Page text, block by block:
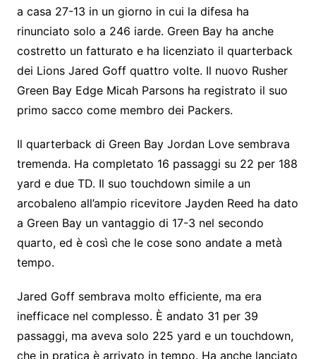
a casa 27-13 in un giorno in cui la difesa ha
rinunciato solo a 246 iarde. Green Bay ha anche
costretto un fatturato e ha licenziato il quarterback
dei Lions Jared Goff quattro volte. Il nuovo Rusher
Green Bay Edge Micah Parsons ha registrato il suo
primo sacco come membro dei Packers.
Il quarterback di Green Bay Jordan Love sembrava
tremenda. Ha completato 16 passaggi su 22 per 188
yard e due TD. Il suo touchdown simile a un
arcobaleno all’ampio ricevitore Jayden Reed ha dato
a Green Bay un vantaggio di 17-3 nel secondo
quarto, ed è così che le cose sono andate a metà
tempo.
Jared Goff sembrava molto efficiente, ma era
inefficace nel complesso. È andato 31 per 39
passaggi, ma aveva solo 225 yard e un touchdown,
che in pratica è arrivato in tempo. Ha anche lanciato